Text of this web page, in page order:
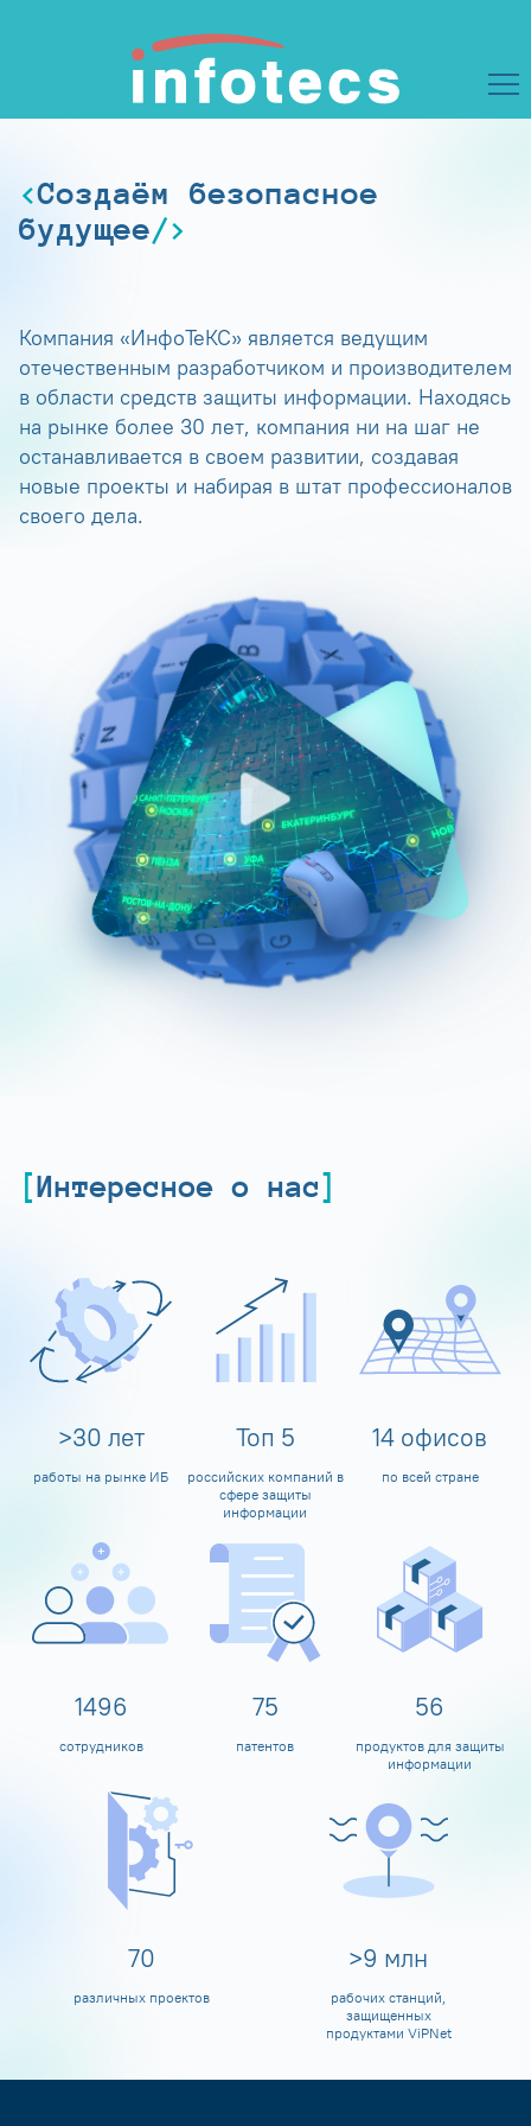
Создаём безопасное
будущее
Компания «ИнфоТеКС» является ведущим
отечественным разработчиком и производителем
в области средств защиты информации. Находясь
на рынке более 30 лет, компания ни на шаг не
останавливается в своем развитии, создавая
новые проекты и набирая в штат профессионалов
своего дела.
Интересное о нас
>30 лет
работы на рынке ИБ
Топ 5
российских компаний в
сфере защиты
информации
14 офисов
по всей стране
1600
сотрудников
80
патентов
60
продуктов для защиты
информации
80
различных проектов
>10 млн
рабочих станций,
защищенных
продуктами ViPNet